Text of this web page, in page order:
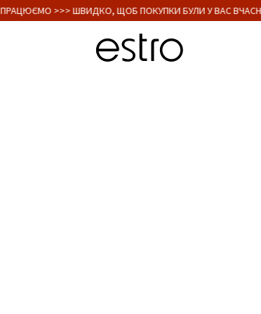
ПРАЦЮЄМО >>> ШВИДКО, ЩОБ ПОКУПКИ БУЛИ У ВАС